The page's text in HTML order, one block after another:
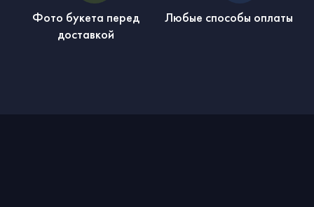
Фото букета перед
доставкой
Любые способы оплаты